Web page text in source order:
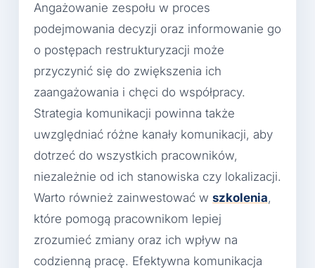
Angażowanie zespołu w proces
podejmowania decyzji oraz informowanie go
o postępach restrukturyzacji może
przyczynić się do zwiększenia ich
zaangażowania i chęci do współpracy.
Strategia komunikacji powinna także
uwzględniać różne kanały komunikacji, aby
dotrzeć do wszystkich pracowników,
niezależnie od ich stanowiska czy lokalizacji.
Warto również zainwestować w szkolenia,
które pomogą pracownikom lepiej
zrozumieć zmiany oraz ich wpływ na
codzienną pracę. Efektywna komunikacja